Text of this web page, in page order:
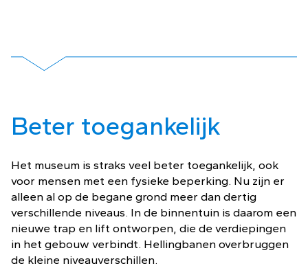
Beter toegankelijk
Het museum is straks veel beter toegankelijk, ook
voor mensen met een fysieke beperking. Nu zijn er
alleen al op de begane grond meer dan dertig
verschillende niveaus. In de binnentuin is daarom een
nieuwe trap en lift ontworpen, die de verdiepingen
in het gebouw verbindt. Hellingbanen overbruggen
de kleine niveauverschillen.